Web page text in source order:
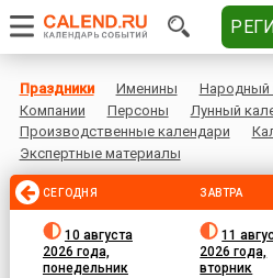
Праздники Именины Народный
Компании
Персоны
Лунный
Производственные календари
Экспертные материалы
СЕГОДНЯ
10 августа
2026 года,
понедельник
ЗАВТРА
11
2026 года,
вторник